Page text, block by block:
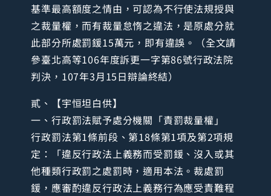
基準最高額度之情由，可認為不行使法規授與
之裁量權，而有裁量怠惰之違法，是原處分就
此部分所處罰鍰15萬元，即有違誤。（全文請
參臺北高等106年度訴更一字第86號行政法院
判決，107年3月15日辯論終結）
貳、【宇恒坦白供】
一、行政罰法賦予處分機關「責罰裁量權」
行政罰法第1條前段、第18條第1項及第2項規
定：「違反行政法上義務而受罰鍰、沒入或其
他種類行政罰之處罰時，適用本法。裁處罰
鍰，應審酌違反行政法上義務行為應受責難程